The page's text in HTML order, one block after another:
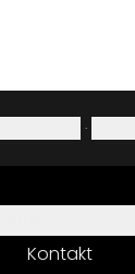
·
Kontakt